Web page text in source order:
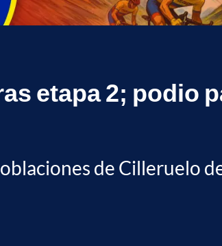
etapa 2; podio
de Cilleruelo